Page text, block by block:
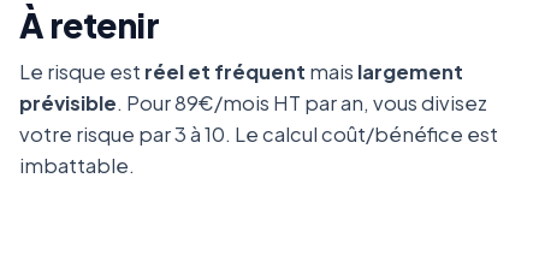
À retenir
Le risque est réel et fréquent mais largement
prévisible. Pour 89€/mois HT par an, vous divisez
votre risque par 3 à 10. Le calcul coût/bénéfice est
imbattable.